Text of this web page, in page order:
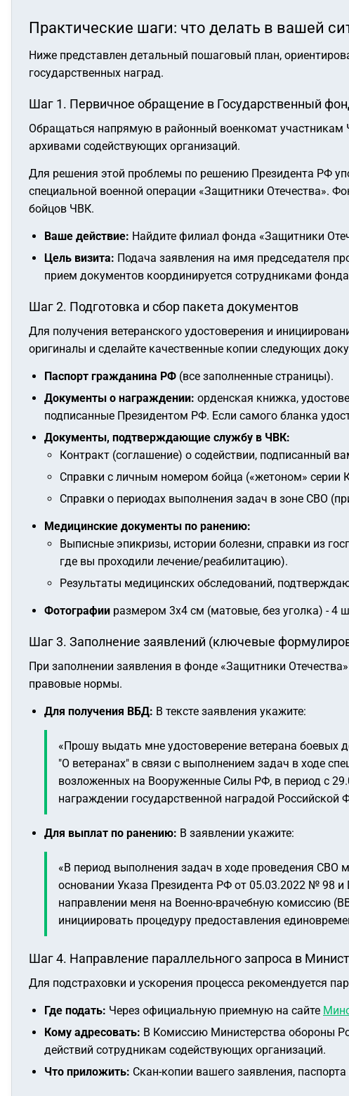
Практические шаги: что делать в вашей
Ниже представлен детальный пошаговый план,
государственных наград.
Шаг 1. Первичное обращение в Государственный
Обращаться напрямую в районный военкомат участникам
архивами содействующих организаций.
Для решения этой проблемы по решению Президента РФ
специальной военной операции «Защитники Отечества».
бойцов ЧВК.
Ваше действие: Найдите филиал фонда «Защитники
Цель визита: Подача заявления на имя председателя
прием документов координируется сотрудниками
Шаг 2. Подготовка и сбор пакета документов
Для получения ветеранского удостоверения и
оригиналы и сделайте качественные копии следующих
Паспорт гражданина РФ (все заполненные страницы).
Документы о награждении: орденская книжка,
подписанные Президентом РФ. Если самого бланка
Документы, подтверждающие службу в ЧВК:
Контракт (соглашение) о содействии, подписанный
Справки с личным номером бойца («жетоном» серии
Справки о периодах выполнения задач в зоне СВО
Медицинские документы по ранению:
Выписные эпикризы, истории болезни, справки из
где вы проходили лечение/реабилитацию).
Результаты медицинских обследований,
Фотографии размером 3х4 см (матовые, без уголка) - 4
Шаг 3. Заполнение заявлений (ключевые
При заполнении заявления в фонде «Защитники
правовые нормы.
Для получения ВБД: В тексте заявления укажите:
«Прошу выдать мне удостоверение ветерана боевых
"О ветеранах" в связи с выполнением задач в ходе
возложенных на Вооруженные Силы РФ, в период с
награждении государственной наградой
Для выплат по ранению: В заявлении укажите:
«В период выполнения задач в ходе проведения СВО
основании Указа Президента РФ от 05.03.2022 № 98
направлении меня на Военно-врачебную комиссию
инициировать процедуру предоставления
Шаг 4. Направление параллельного запроса в
Для подстраховки и ускорения процесса рекомендуется
Где подать: Через официальную приемную на сайте
Кому адресовать: В Комиссию Министерства обороны
действий сотрудникам содействующих организаций.
Что приложить: Скан-копии вашего заявления,